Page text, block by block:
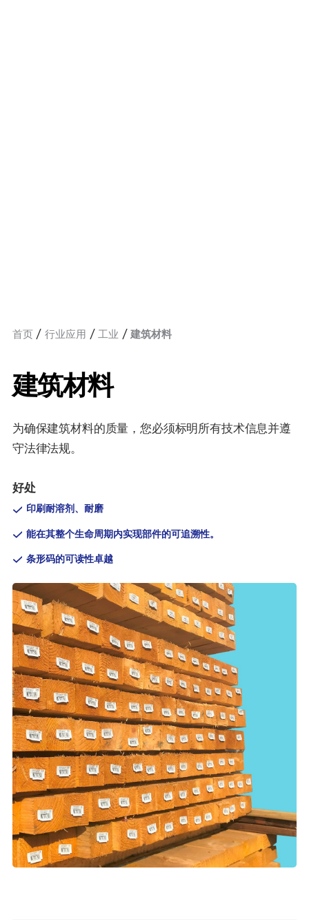
首页 行业应用 工业 建筑材料
建筑材料
为确保建筑材料的质量，您必须标明所有技术信息并遵
守法律法规。
好处
印刷耐溶剂、耐磨
能在其整个生命周期内实现部件的可追溯性。
条形码的可读性卓越